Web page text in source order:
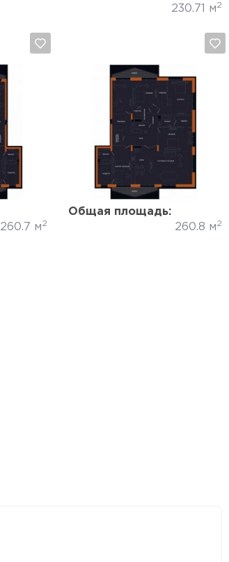
230.71 м2
260.7 м2
Общая площадь:
260.8 м2
Да, удалить Отмена